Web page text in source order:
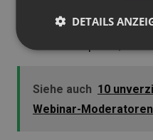
Budget eigene
Siehe auch 10
Webinar-Moderatoren
DETAILS